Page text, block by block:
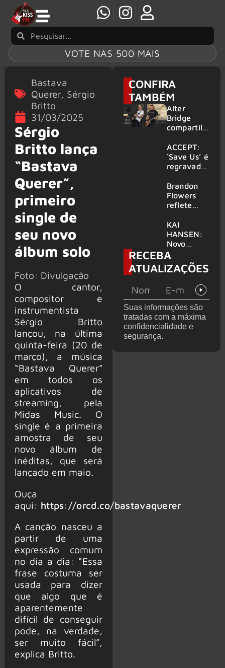
VOTE NAS 500 MAIS
Bastava
Querer, Sérgio
Britto
31/03/2025
Sérgio
Britto lança
“Bastava
Querer”,
primeiro
single de
seu novo
álbum solo
Foto: Divulgação
O cantor,
compositor e
instrumentista
Sérgio Britto
lançou, na última
quinta-feira (20 de
março), a música
“Bastava Querer”
em todos os
aplicativos de
streaming, pela
Midas Music. O
single é a primeira
amostra de seu
novo álbum de
inéditas, que será
lançado em maio.
Ouça
aqui: https://orcd.co/bastavaquerer
A canção nasceu a
partir de uma
expressão comum
no dia a dia: “Essa
frase costuma ser
usada para dizer
que algo que é
aparentemente
difícil de conseguir
pode, na verdade,
ser muito fácil”,
explica Britto.
CONFIRA
TAMBÉM
Alter
Bridge
compartilh
vivo de
“Fortress”
gravada
am Ring
2026
ACCEPT:
‘Save Us’ é
regravada
membros
do GHOST
e KORN
Brandon
Flowers
reflete
futuro e
levanta
possibilida
de de
deixar os
palcos
KAI
HANSEN:
Novo
single
‘Welcome
To Life’ é
RECEBA
ATUALIZAÇÕES
Suas informações são
tratadas com a máxima
confidencialidade e
segurança.